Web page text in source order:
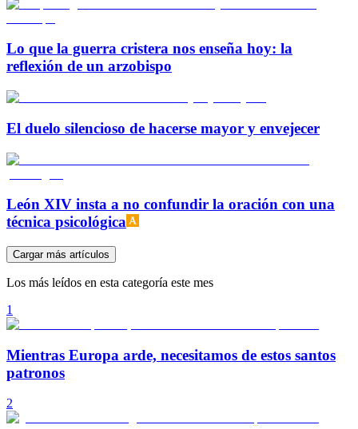
Lo que la guerra cristera nos enseña hoy: la
reflexión de un arzobispo
El duelo silencioso de hacerse mayor y envejecer
León XIV insta a no confundir la oración con una
técnica psicológica
Cargar más artículos
Los más leídos en esta categoría este mes
1
Mientras Europa arde, necesitamos de estos santos
patronos
2